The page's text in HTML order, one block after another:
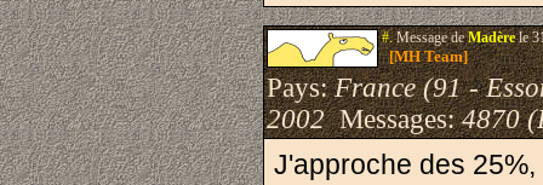
#.Message deMadèrele
[MH Team]
Pays:France (91 -
2002Messages:4870
J'approche des